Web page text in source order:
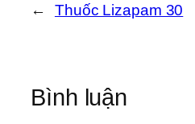
← Thuốc Lizapam 30
Bình luận